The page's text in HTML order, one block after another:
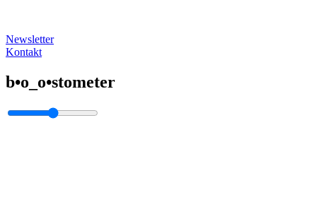
Newsletter
Kontakt
b•o_o•stometer